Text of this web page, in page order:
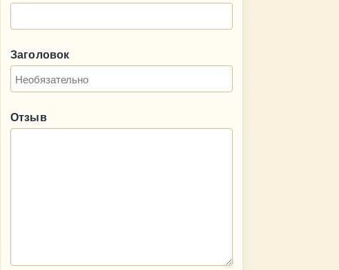
Заголовок
Отзыв